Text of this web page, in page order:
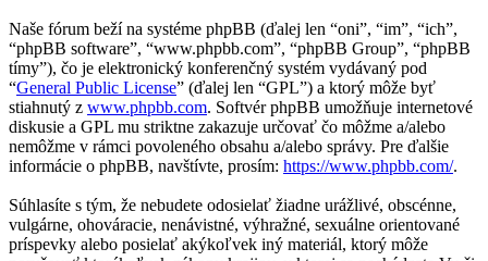
Naše fórum beží na systéme phpBB (ďalej len “oni”, “im”, “ich”,
“phpBB software”, “www.phpbb.com”, “phpBB Group”, “phpBB
tímy”), čo je elektronický konferenčný systém vydávaný pod
“General Public License” (ďalej len “GPL”) a ktorý môže byť
stiahnutý z www.phpbb.com. Softvér phpBB umožňuje internetové
diskusie a GPL mu striktne zakazuje určovať čo môžme a/alebo
nemôžme v rámci povoleného obsahu a/alebo správy. Pre ďalšie
informácie o phpBB, navštívte, prosím: https://www.phpbb.com/.
Súhlasíte s tým, že nebudete odosielať žiadne urážlivé, obscénne,
vulgárne, ohováracie, nenávistné, výhražné, sexuálne orientované
príspevky alebo posielať akýkoľvek iný materiál, ktorý môže